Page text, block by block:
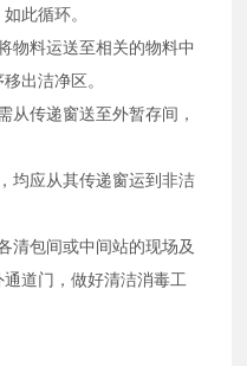
此循环。
物料运送至相关的物料中
出洁净区。
从传递窗送至外暂存间，
均应从其传递窗运到非洁
清包间或中间站的现场及
道门，做好清洁消毒工